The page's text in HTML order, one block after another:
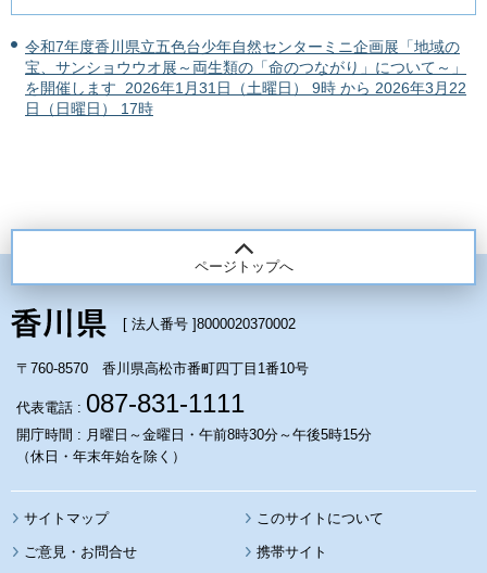
令和7年度香川県立五色台少年自然センターミニ企画展「地域の
宝、サンショウウオ展～両生類の「命のつながり」について～」
を開催します 2026年1月31日（土曜日） 9時 から 2026年3月22
日（日曜日） 17時
ページトップへ
[ 法人番号 ]8000020370002
〒760-8570 香川県高松市番町四丁目1番10号
代表電話 : 087-831-1111
開庁時間 : 月曜日～金曜日・午前8時30分～午後5時15分
（休日・年末年始を除く）
サイトマップ このサイトについて
携帯サイト